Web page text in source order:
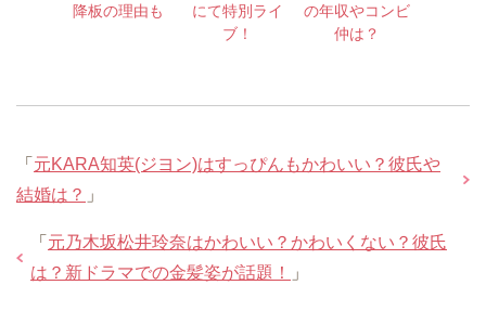
降板の理由も
にて特別ライ
ブ！
の年収やコンビ
仲は？
「 元KARA知英(ジヨン)はすっぴんもかわいい？彼氏や
結婚は？ 」
「 元乃木坂松井玲奈はかわいい？かわいくない？彼氏
は？新ドラマでの金髪姿が話題！
」